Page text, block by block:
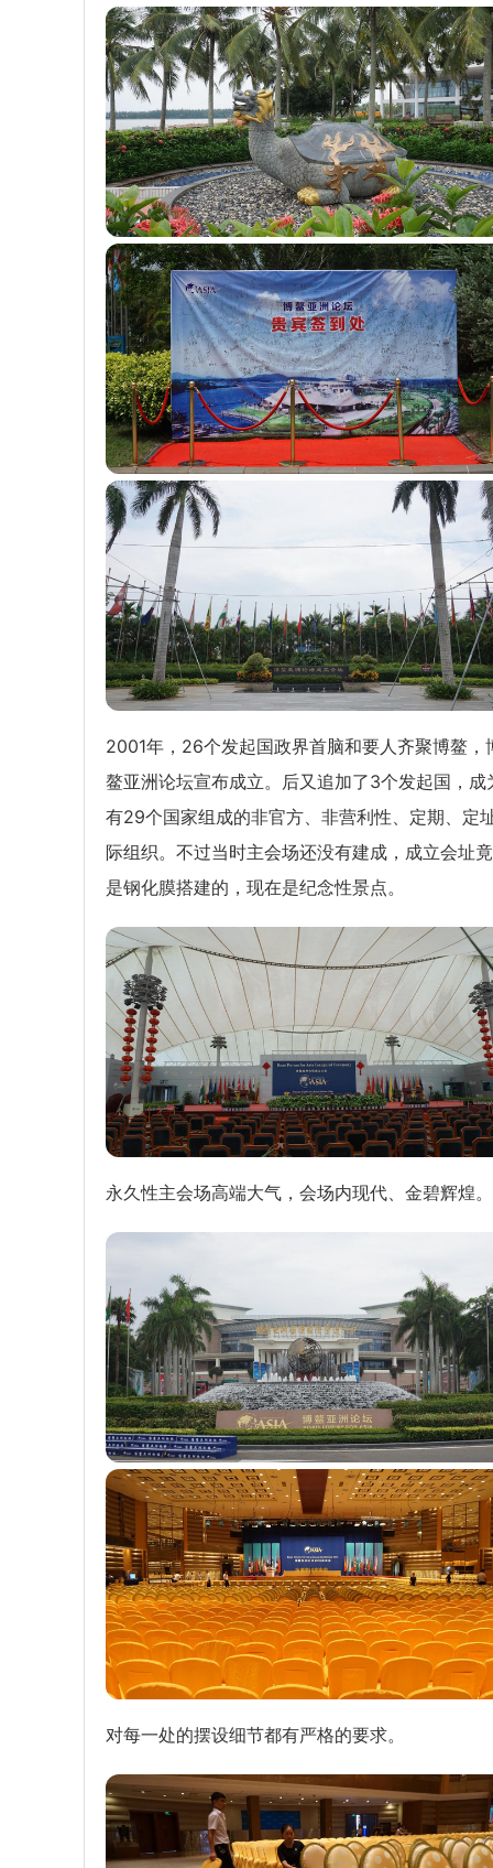
2001年，26个发起国政界首脑和要人齐聚博鳌，
鳌亚洲论坛宣布成立。后又追加了3个发起国，成
有29个国家组成的非官方、非营利性、定期、定
际组织。不过当时主会场还没有建成，成立会址
是钢化膜搭建的，现在是纪念性景点。
永久性主会场高端大气，会场内现代、金碧辉煌。
对每一处的摆设细节都有严格的要求。